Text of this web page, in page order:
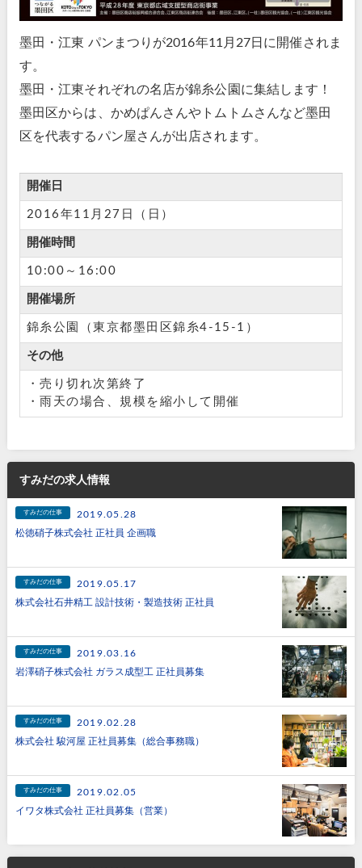
墨田・江東 パンまつりが2016年11月27日に開催されま
す。
墨田・江東それぞれの名店が錦糸公園に集結します！
墨田区からは、かめぱんさんやトムトムさんなど墨田
区を代表するパン屋さんが出店されます。
開催日
2016年11月27日（日）
開催時間
10:00～16:00
開催場所
錦糸公園（東京都墨田区錦糸4-15-1）
その他
・売り切れ次第終了
・雨天の場合、規模を縮小して開催
すみだの求人情報
すみだの仕事
2019.05.28
松徳硝子株式会社 正社員 企画職
すみだの仕事
2019.05.17
株式会社石井精工 設計技術・製造技術 正社員
すみだの仕事
2019.03.16
岩澤硝子株式会社 ガラス成型工 正社員募集
すみだの仕事
2019.02.28
株式会社 駿河屋 正社員募集（総合事務職）
すみだの仕事
2019.02.05
イワタ株式会社 正社員募集（営業）